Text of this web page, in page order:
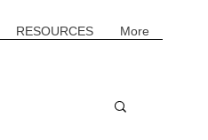
RESOURCES More